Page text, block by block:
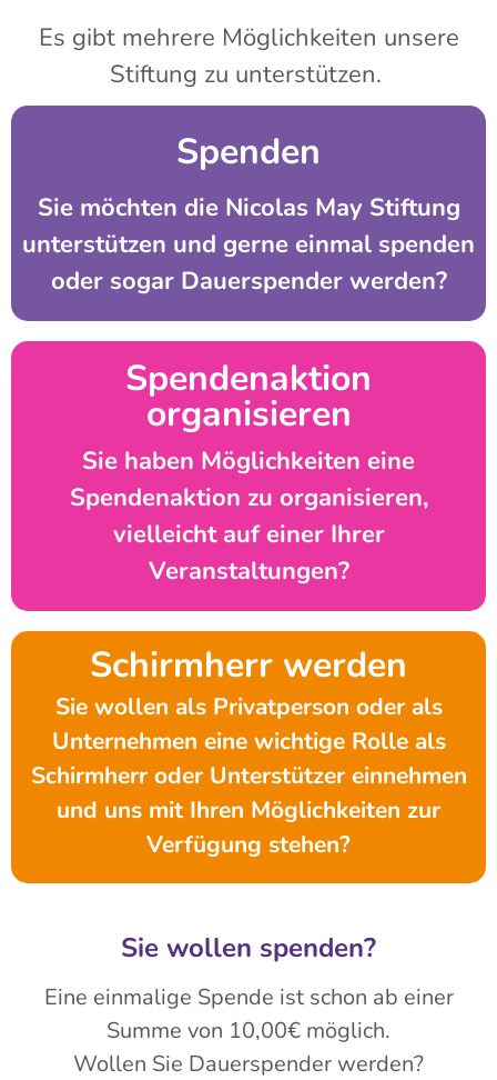
Es gibt mehrere Möglichkeiten unsere
Stiftung zu unterstützen.
Spenden
Sie möchten die Nicolas May Stiftung
unterstützen und gerne einmal spenden
oder sogar Dauerspender werden?
Spenden­aktion
organisieren
Sie haben Möglichkeiten eine
Spendenaktion zu organisieren,
vielleicht auf einer Ihrer
Veranstaltungen?
Schirmherr werden
Sie wollen als Privatperson oder als
Unternehmen eine wichtige Rolle als
Schirmherr oder Unterstützer einnehmen
und uns mit Ihren Möglichkeiten zur
Verfügung stehen?
Sie wollen spenden?
Eine einmalige Spende ist schon ab einer
Summe von 10,00€ möglich.
Wollen Sie Dauerspender werden?